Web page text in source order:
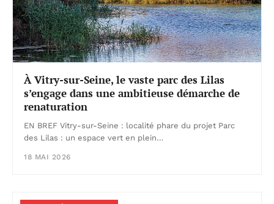
À Vitry-sur-Seine, le vaste parc des Lilas
s’engage dans une ambitieuse démarche de
renaturation
EN BREF Vitry-sur-Seine : localité phare du projet Parc
des Lilas : un espace vert en plein…
18 MAI 2026